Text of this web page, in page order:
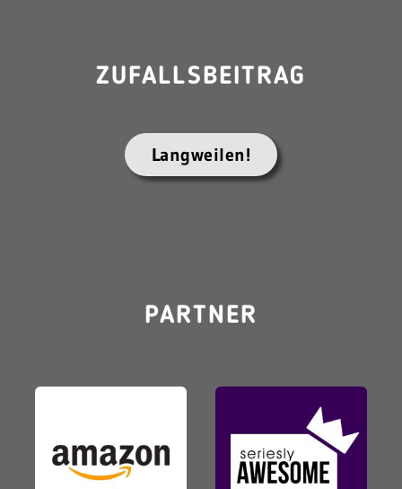
ZUFALLSBEITRAG
Langweilen!
PARTNER